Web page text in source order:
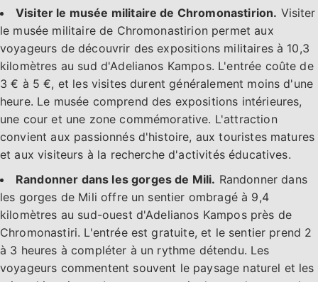
Visiter le musée militaire de Chromonastirion. Visiter
le musée militaire de Chromonastirion permet aux
voyageurs de découvrir des expositions militaires à 10,3
kilomètres au sud d'Adelianos Kampos. L'entrée coûte de
3 € à 5 €, et les visites durent généralement moins d'une
heure. Le musée comprend des expositions intérieures,
une cour et une zone commémorative. L'attraction
convient aux passionnés d'histoire, aux touristes matures
et aux visiteurs à la recherche d'activités éducatives.
Randonner dans les gorges de Mili. Randonner dans
les gorges de Mili offre un sentier ombragé à 9,4
kilomètres au sud-ouest d'Adelianos Kampos près de
Chromonastiri. L'entrée est gratuite, et le sentier prend 2
à 3 heures à compléter à un rythme détendu. Les
voyageurs commentent souvent le paysage naturel et les